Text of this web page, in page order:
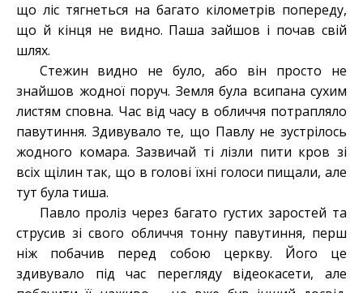
що ліс тягнеться на багато кілометрів попереду,
що й кінця не видно. Паша зайшов і почав свій
шлях.
Стежин видно не було, або він просто не
знайшов жодної поруч. Земля була всипана сухим
листям сповна. Час від часу в обличчя потрапляло
павутиння. Здивувало те, що Павлу не зустрілось
жодного комара. Зазвичай ті лізли пити кров зі
всіх щілин так, що в голові їхні голоси пищали, але
тут була тиша.
Павло проліз через багато густих заростей та
струсив зі свого обличчя тонну павутиння, перш
ніж побачив перед собою церкву. Його це
здивувало під час перегляду відеокасети, але